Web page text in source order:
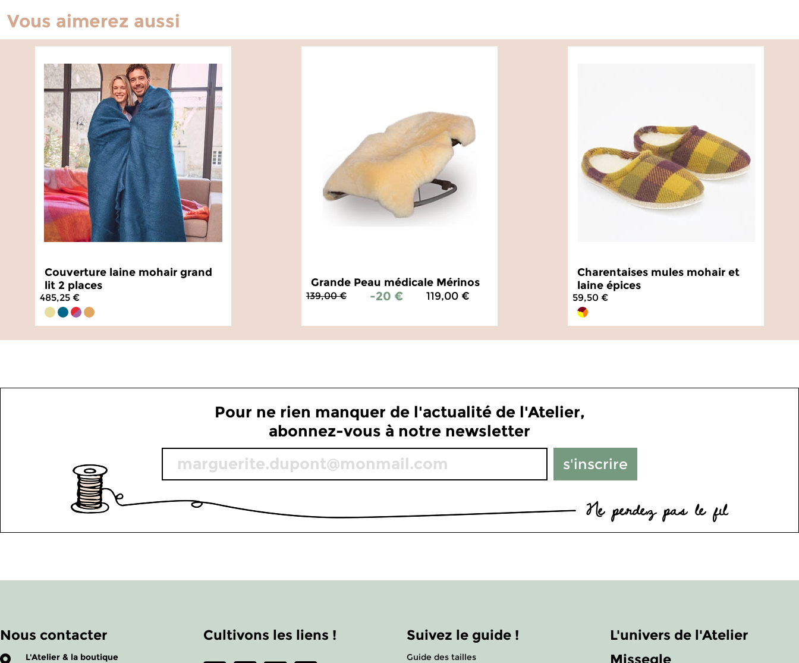
Vous aimerez aussi
Couverture laine mohair grand
lit 2 places
485,25 €
Grande Peau médicale Mérinos
139,00 € -20 € 119,00 €
Charentaises mules mohair et
laine épices
59,50 €
Pour ne rien manquer de l'actualité de l'Atelier,
abonnez-vous à notre newsletter
s'inscrire
Ne perdez pas le fil
Nous contacter
L'Atelier & la boutique
Cultivons les liens ! Suivez le guide !
Guide des tailles
L'univers de l'Atelier
Missegle